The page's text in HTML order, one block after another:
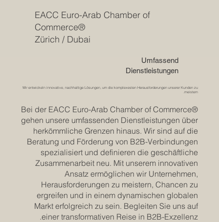
EACC Euro-Arab Chamber of
Commerce®
Zürich / Dubai
Umfassend
Dienstleistungen
Wir entwickeln innovative, nachhaltige Lösungen, um die komplexesten Herausforderungen unserer Kunden zu
meistern.
Bei der EACC Euro-Arab Chamber of Commerce®
gehen unsere umfassenden Dienstleistungen über
herkömmliche Grenzen hinaus. Wir sind auf die
Beratung und Förderung von B2B-Verbindungen
spezialisiert und definieren die geschäftliche
Zusammenarbeit neu. Mit unserem innovativen
Ansatz ermöglichen wir Unternehmen,
Herausforderungen zu meistern, Chancen zu
ergreifen und in einem dynamischen globalen
Markt erfolgreich zu sein. Begleiten Sie uns auf
einer transformativen Reise in B2B-Exzellenz.